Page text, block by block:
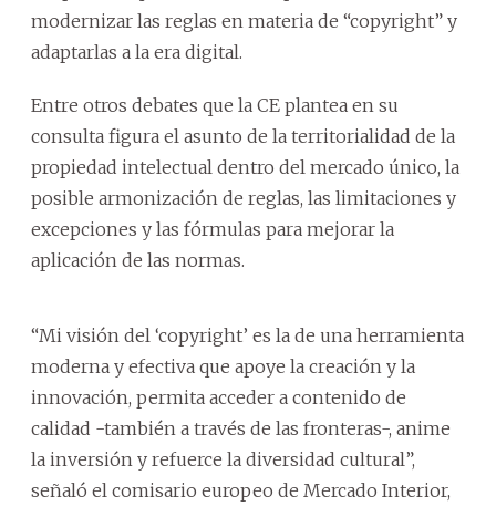
modernizar las reglas en materia de “copyright” y
adaptarlas a la era digital.
Entre otros debates que la CE plantea en su
consulta figura el asunto de la territorialidad de la
propiedad intelectual dentro del mercado único, la
posible armonización de reglas, las limitaciones y
excepciones y las fórmulas para mejorar la
aplicación de las normas.
“Mi visión del ‘copyright’ es la de una herramienta
moderna y efectiva que apoye la creación y la
innovación, permita acceder a contenido de
calidad -también a través de las fronteras-, anime
la inversión y refuerce la diversidad cultural”,
señaló el comisario europeo de Mercado Interior,